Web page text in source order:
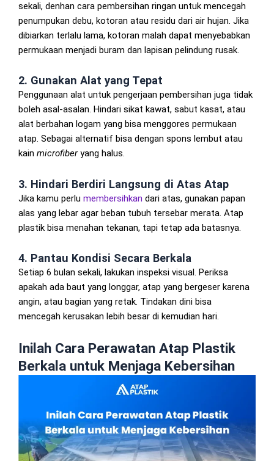
sekali, denhan cara pembersihan ringan untuk mencegah
penumpukan debu, kotoran atau residu dari air hujan. Jika
dibiarkan terlalu lama, kotoran malah dapat menyebabkan
permukaan menjadi buram dan lapisan pelindung rusak.
2. Gunakan Alat yang Tepat
Penggunaan alat untuk pengerjaan pembersihan juga tidak
boleh asal-asalan. Hindari sikat kawat, sabut kasat, atau
alat berbahan logam yang bisa menggores permukaan
atap. Sebagai alternatif bisa dengan spons lembut atau
kain microfiberyang halus.
3. Hindari Berdiri Langsung di Atas Atap
Jika kamu perlu membersihkan dari atas, gunakan papan
alas yang lebar agar beban tubuh tersebar merata. Atap
plastik bisa menahan tekanan, tapi tetap ada batasnya.
4. Pantau Kondisi Secara Berkala
Setiap 6 bulan sekali, lakukan inspeksi visual. Periksa
apakah ada baut yang longgar, atap yang bergeser karena
angin, atau bagian yang retak. Tindakan dini bisa
mencegah kerusakan lebih besar di kemudian hari.
Inilah Cara Perawatan Atap Plastik
Berkala untuk Menjaga Kebersihan